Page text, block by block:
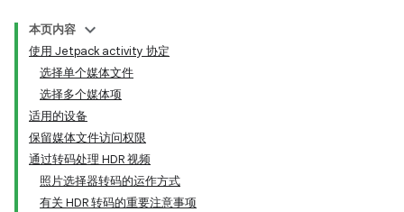
本页内容
使用 Jetpack activity 协定
选择单个媒体文件
选择多个媒体项
适用的设备
保留媒体文件访问权限
通过转码处理 HDR 视频
照片选择器转码的运作方式
有关 HDR 转码的重要注意事项